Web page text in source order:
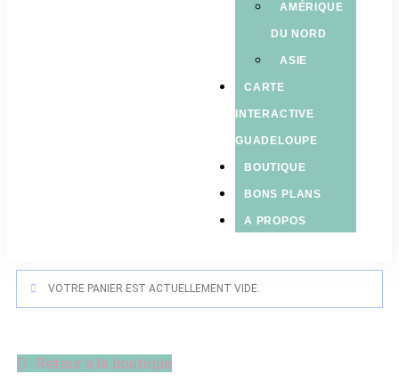
AMÉRIQUE
DU NORD
ASIE
CARTE
INTERACTIVE
GUADELOUPE
BOUTIQUE
BONS PLANS
A PROPOS
VOTRE PANIER EST ACTUELLEMENT VIDE.
Retour à la boutique